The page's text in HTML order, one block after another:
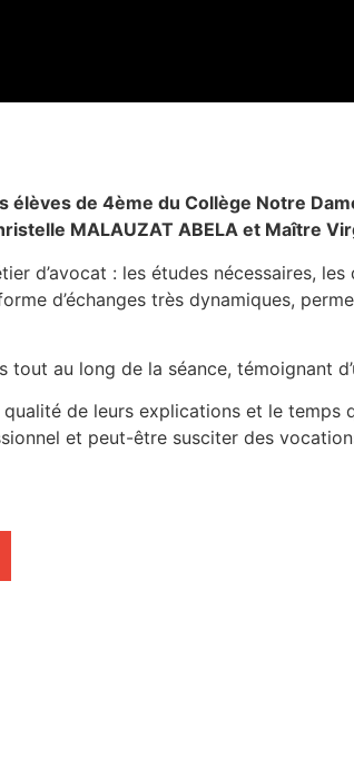
de 4ème du Collège Notre
MALAUZAT ABELA et Maître
d’avocat : les études nécessaires,
d’échanges très dynamiques,
au long de la séance, témoignant
de leurs explications et le temps
et peut-être susciter des